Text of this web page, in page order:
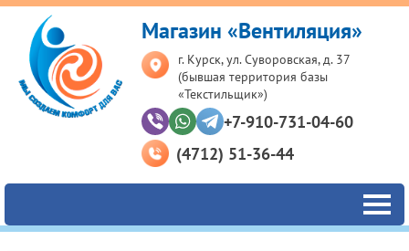
Магазин «Вентиляция»
г. Курск, ул. Суворовская, д. 37
(бывшая территория базы
«Текстильщик»)
+7-910-731-04-60
(4712) 51-36-44